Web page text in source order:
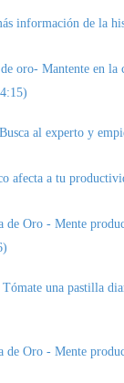
información de la
oro- Mantente en la
al experto y
afecta a tu
de Oro - Mente
una pastilla
de Oro - Mente